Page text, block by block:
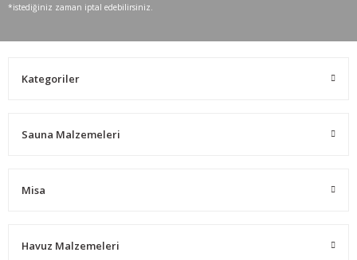
*istediğiniz zaman iptal edebilirsiniz.
Kategoriler
Sauna Malzemeleri
Misa
Havuz Malzemeleri